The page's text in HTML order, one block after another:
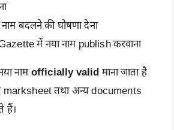
बदलने की घोषणा देना
में नया नाम publish करवाना
नामofficially valid माना जाता है
तथा अन्य documents
हैं।